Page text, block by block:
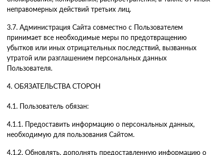
неправомерных действий третьих лиц.
3.7. Администрация Сайта совместно с Пользователем
принимает все необходимые меры по предотвращению
убытков или иных отрицательных последствий, вызванных
утратой или разглашением персональных данных
Пользователя.
4. ОБЯЗАТЕЛЬСТВА СТОРОН
4.1. Пользователь обязан:
4.1.1. Предоставить информацию о персональных данных,
необходимую для пользования Сайтом.
4.1.2. Обновлять, дополнять предоставленную информацию о